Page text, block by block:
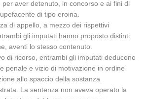
per aver detenuto, in concorso e ai fini di
di tipo eroina.
di appello, a mezzo dei rispettivi
gli imputati hanno proposto distinti
aventi lo stesso contenuto.
di ricorso, entrambi gli imputati deducono
penale e vizio di motivazione in ordine
allo spaccio della sostanza
La sentenza non aveva operato la